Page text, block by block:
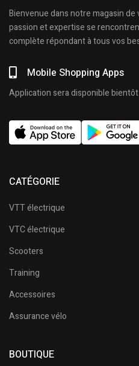
Bienvenue dans notre magasin de
passion et expertise se
complète répondant à tous vos
Mobile Shopping Apps
Application sera disponible
CATÉGORIE
VTT électrique
VTC électrique
Scooters
Training
Accessoires
Assurance vélo
BOUTIQUE